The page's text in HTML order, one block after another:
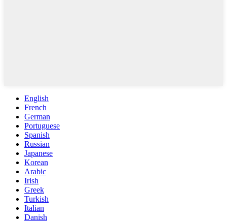
English
French
German
Portuguese
Spanish
Russian
Japanese
Korean
Arabic
Irish
Greek
Turkish
Italian
Danish